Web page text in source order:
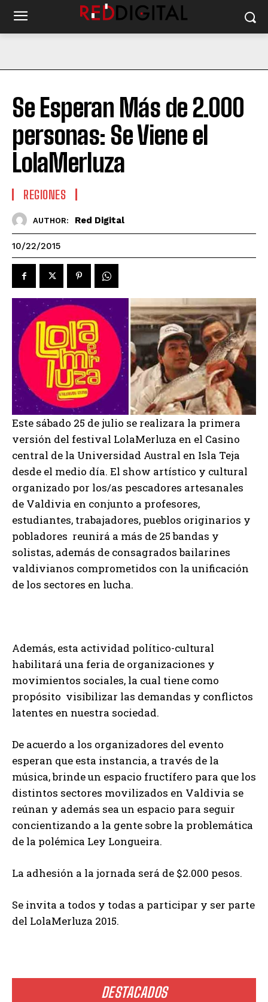
DESTACADOS
Se Esperan Más de 2.000
personas: Se Viene el
LolaMerluza
REGIONES
AUTHOR: Red Digital
10/22/2015
Este sábado 25 de julio se realizara la primera
versión del festival LolaMerluza en el Casino
central de la Universidad Austral en Isla Teja
desde el medio día. El show artístico y cultural
organizado por los/as pescadores artesanales
de Valdivia en conjunto a profesores,
estudiantes, trabajadores, pueblos originarios y
pobladores reunirá a más de 25 bandas y
solistas, además de consagrados bailarines
valdivianos comprometidos con la unificación
de los sectores en lucha.
Además, esta actividad político-cultural
habilitará una feria de organizaciones y
movimientos sociales, la cual tiene como
propósito visibilizar las demandas y conflictos
latentes en nuestra sociedad.
De acuerdo a los organizadores del evento
esperan que esta instancia, a través de la
música, brinde un espacio fructífero para que los
distintos sectores movilizados en Valdivia se
reúnan y además sea un espacio para seguir
concientizando a la gente sobre la problemática
de la polémica Ley Longueira.
La adhesión a la jornada será de $2.000 pesos.
Se invita a todos y todas a participar y ser parte
del LolaMerluza 2015.